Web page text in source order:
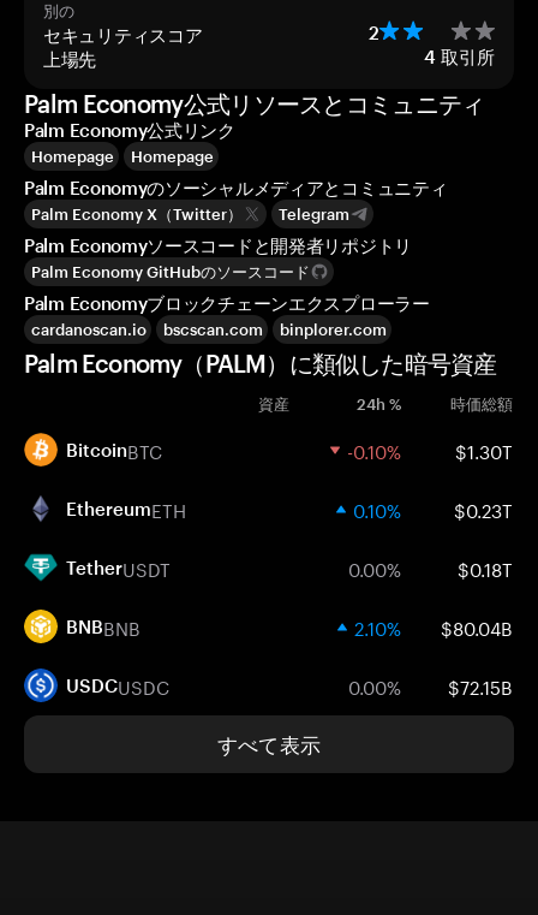
別の
セキュリティスコア 2
上場先 4 取引所
Palm Economy公式リソースとコミュニティ
Palm Economy公式リンク
Homepage Homepage
Palm Economyのソーシャルメディアとコミュニティ
Palm Economy X（Twitter） Telegram
Palm Economyソースコードと開発者リポジトリ
Palm Economy GitHubのソースコード
Palm Economyブロックチェーンエクスプローラー
cardanoscan.io bscscan.com binplorer.com
Palm Economy（PALM）に類似した暗号資産
資産 24h % 時価総額
BitcoinBTC -0.10% $1.30T
EthereumETH 0.10% $0.23T
TetherUSDT 0.00% $0.18T
BNBBNB 2.10% $80.04B
USDCUSDC 0.00% $72.15B
すべて表示